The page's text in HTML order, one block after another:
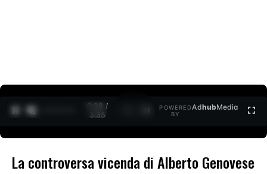
0:29 /
3:35
POWERED
BY
AdhubMedia
La controversa vicenda di Alberto Genovese